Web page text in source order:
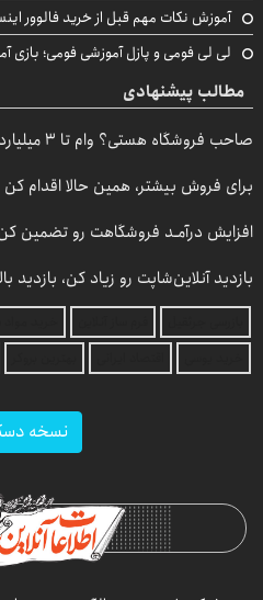
آموزش نکات مهم قبل از خرید فالوور
لی لی فومی و پازل آموزشی فومی؛ بازی
مطالب پیشنهادی
صاحب فروشگاه هستی؟ وام تا ۳ میلیارد تومان بگیر
برای فروش بیشتر، همین حالا اقدام
افزایش درآمـد فروشگاهت رو تضمین
بازدید آنلاین‌شاپت رو زیاد کن، بازدید
نسخه